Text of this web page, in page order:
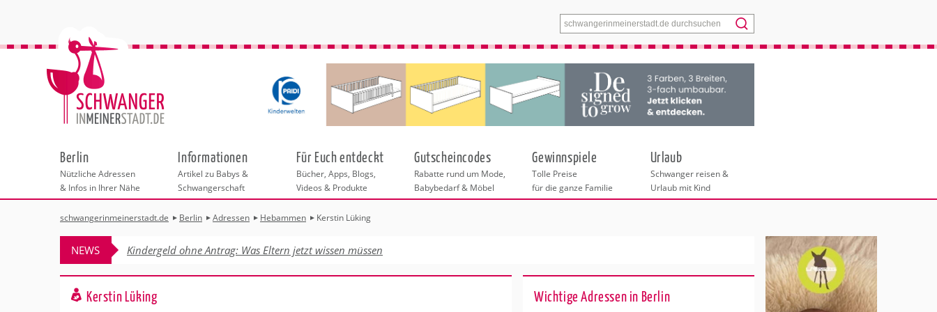
Menü
Berlin
Nützliche Adressen
& Infos in Ihrer Nähe
Städteauswahl
Adressen
Hebammen
Geburtshäuser
Frauenärzte
Behördengänge &
Checklisten
Beratungsstellen
Kinderwunschzentren München
Geflüchtete Ukrainerinnen
Schwangerschaftskurse
Erste Hilfe & Beratung
Rückbildung
Shopping
Wellness & Gesundheit
Fotografie & Dienstleistungen
Informationen
Artikel zu Babys &
Schwangerschaft
Für Euch entdeckt
Bücher, Apps, Blogs,
Videos & Produkte
Gutscheincodes
Rabatte rund um Mode,
Babybedarf & Möbel
Gewinnspiele
Tolle Preise
für die ganze Familie
Urlaub
Schwanger reisen &
Urlaub mit Kind
schwangerinmeinerstadt.de Berlin Adressen Hebammen Kerstin Lüking
NEWS Kindergeld ohne Antrag: Was Eltern jetzt wissen müssen
Kerstin Lüking Wichtige Adressen in Berlin